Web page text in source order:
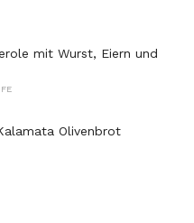
mit Wurst, Eiern und
Olivenbrot